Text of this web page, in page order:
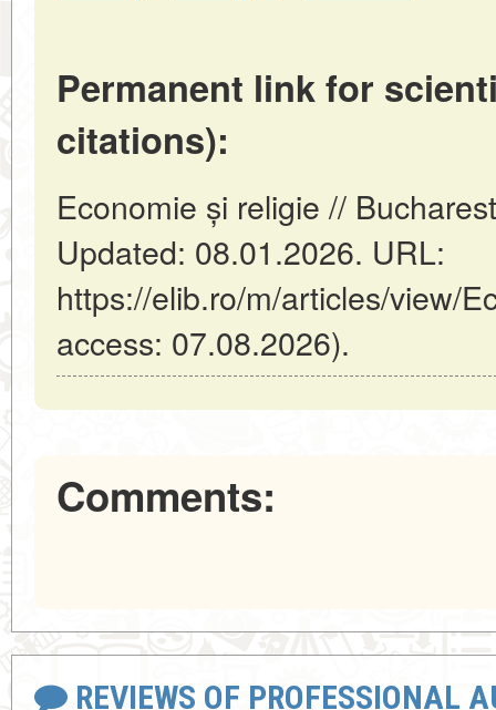
Permanent link for
citations):
Economie și religie //
Updated: 08.01.2026. URL:
https://elib.ro/m/articles/view/
access: 07.08.2026).
Comments:
REVIEWS OF PROFESSIONAL